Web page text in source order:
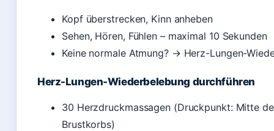
Kopf überstrecken, Kinn anheben
Sehen, Hören, Fühlen – maximal 10 Sekunden
Keine normale Atmung? → Herz-Lungen-
Herz-Lungen-Wiederbelebung durchführen
30 Herzdruckmassagen (Druckpunkt: Mitte
Brustkorbs)